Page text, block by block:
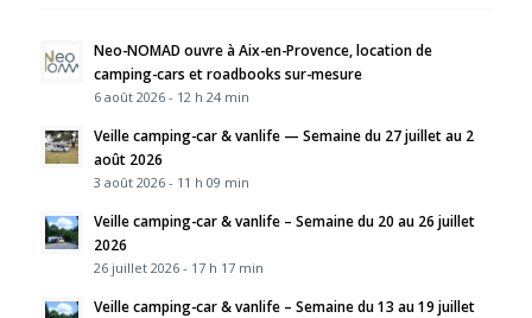
Neo-NOMAD ouvre à Aix-en-Provence, location de
camping-cars et roadbooks sur-mesure
6 août 2026 - 12 h 24 min
Veille camping-car & vanlife — Semaine du 27 juillet au 2
août 2026
3 août 2026 - 11 h 09 min
Veille camping-car & vanlife – Semaine du 20 au 26 juillet
2026
26 juillet 2026 - 17 h 17 min
Veille camping-car & vanlife – Semaine du 13 au 19 juillet